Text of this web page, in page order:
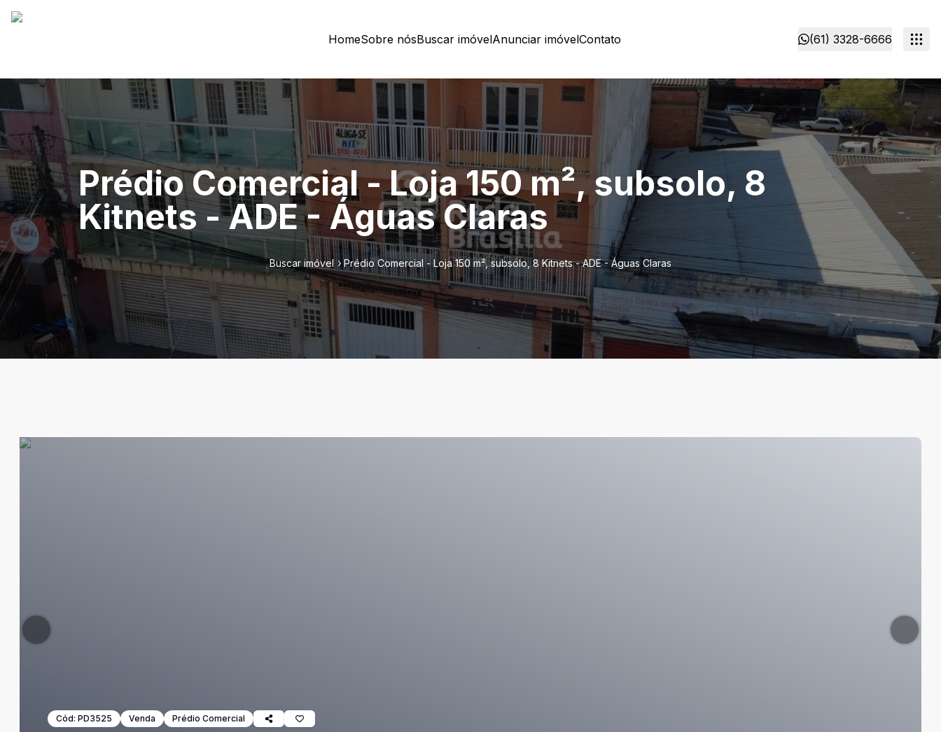
HomeSobre nósBuscar imóvelAnunciar imóvelContato (61) 3328-6666
Prédio Comercial - Loja 150 m², subsolo, 8
Kitnets - ADE - Águas Claras
Buscar imóvel Prédio Comercial - Loja 150 m², subsolo, 8 Kitnets - ADE - Águas Claras
Cód: PD3525 Venda Prédio Comercial